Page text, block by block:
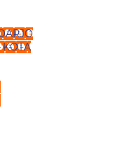
KOTA